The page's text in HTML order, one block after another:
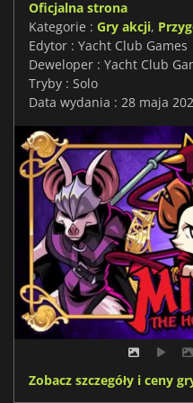
Oficjalna strona
Kategorie : Gry akcji,
Edytor : Yacht Club Games
Deweloper : Yacht Club
Tryby : Solo
Data wydania : 28 maja
Zobacz szczegóły i ceny